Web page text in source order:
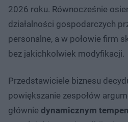
2026 roku. Równocześnie
działalności gospodarczych
personalne, a w połowie firm
bez jakichkolwiek modyfikacji.
Przedstawiciele biznesu
powiększanie zespołów
głównie dynamicznym